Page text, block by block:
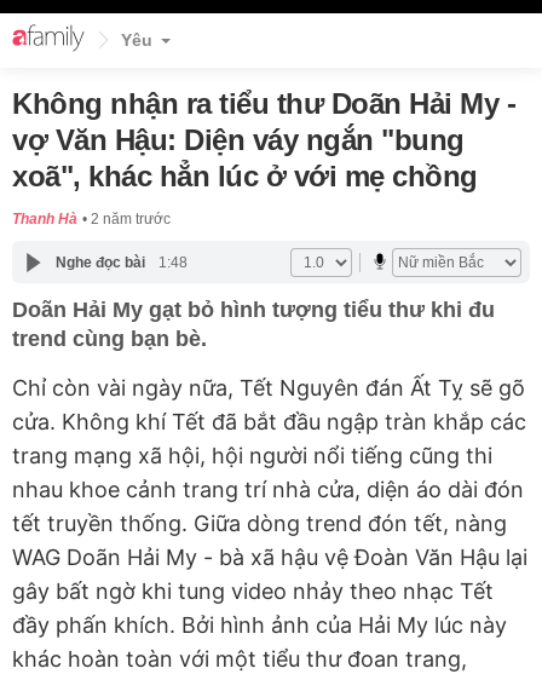
Yêu
Không nhận ra tiểu thư Doãn Hải My -
vợ Văn Hậu: Diện váy ngắn "bung
xoã", khác hẳn lúc ở với mẹ chồng
Thanh Hà 2 năm trước
Nghe đọc bài 1:48
Doãn Hải My gạt bỏ hình tượng tiểu thư khi đu
trend cùng bạn bè.
Chỉ còn vài ngày nữa, Tết Nguyên đán Ất Tỵ sẽ gõ
cửa. Không khí Tết đã bắt đầu ngập tràn khắp các
trang mạng xã hội, hội người nổi tiếng cũng thi
nhau khoe cảnh trang trí nhà cửa, diện áo dài đón
tết truyền thống. Giữa dòng trend đón tết, nàng
WAG Doãn Hải My - bà xã hậu vệ Đoàn Văn Hậu lại
gây bất ngờ khi tung video nhảy theo nhạc Tết
đầy phấn khích. Bởi hình ảnh của Hải My lúc này
khác hoàn toàn với một tiểu thư đoan trang,